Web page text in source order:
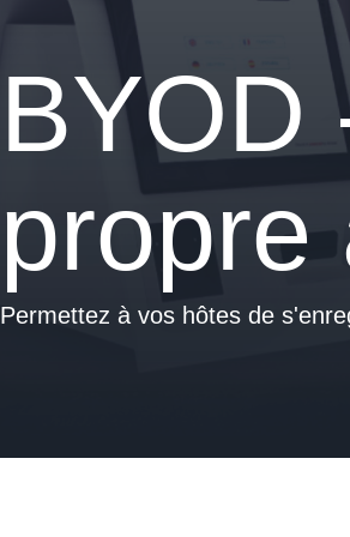
BYOD
propre
Permettez à vos hôtes de